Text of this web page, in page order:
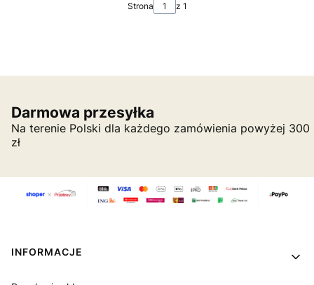
Strona z 1
Darmowa przesyłka
Na terenie Polski dla każdego zamówienia powyżej 300
zł
Linki w stopce
INFORMACJE